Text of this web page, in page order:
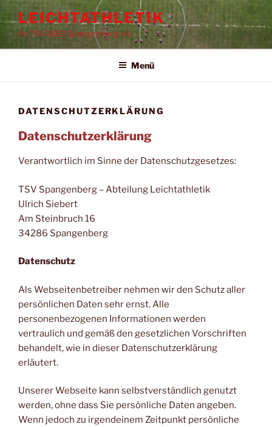
Zum
Inhalt
springen
LEICHTATHLETIK
im TSV 1863 Spangenberg e.V.
Menü
DATENSCHUTZERKLÄRUNG
Datenschutzerklärung
Verantwortlich im Sinne der Datenschutzgesetzes:
TSV Spangenberg – Abteilung Leichtathletik
Ulrich Siebert
Am Steinbruch 16
34286 Spangenberg
Datenschutz
Als Webseitenbetreiber nehmen wir den Schutz aller
persönlichen Daten sehr ernst. Alle
personenbezogenen Informationen werden
vertraulich und gemäß den gesetzlichen Vorschriften
behandelt, wie in dieser Datenschutzerklärung
erläutert.
Unserer Webseite kann selbstverständlich genutzt
werden, ohne dass Sie persönliche Daten angeben.
Wenn jedoch zu irgendeinem Zeitpunkt persönliche